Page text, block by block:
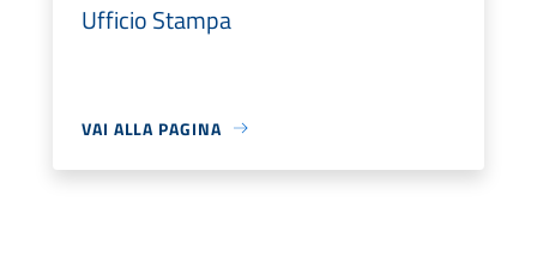
Ufficio Stampa
VAI ALLA PAGINA